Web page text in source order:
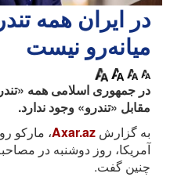
در ایران همه
میانه‌رو نیست
در جمهوری اسلامی همه
مقابل «تندرو» وجود ندارد.
به گزارش Axar.az، مارکو
آمریکا، روز دوشنبه در
چنین گفت.